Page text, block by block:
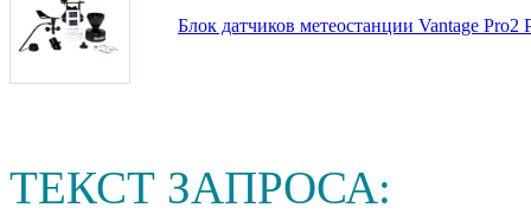
Блок датчиков метеостанции Vantage Pro2
ТЕКСТ ЗАПРОСА: